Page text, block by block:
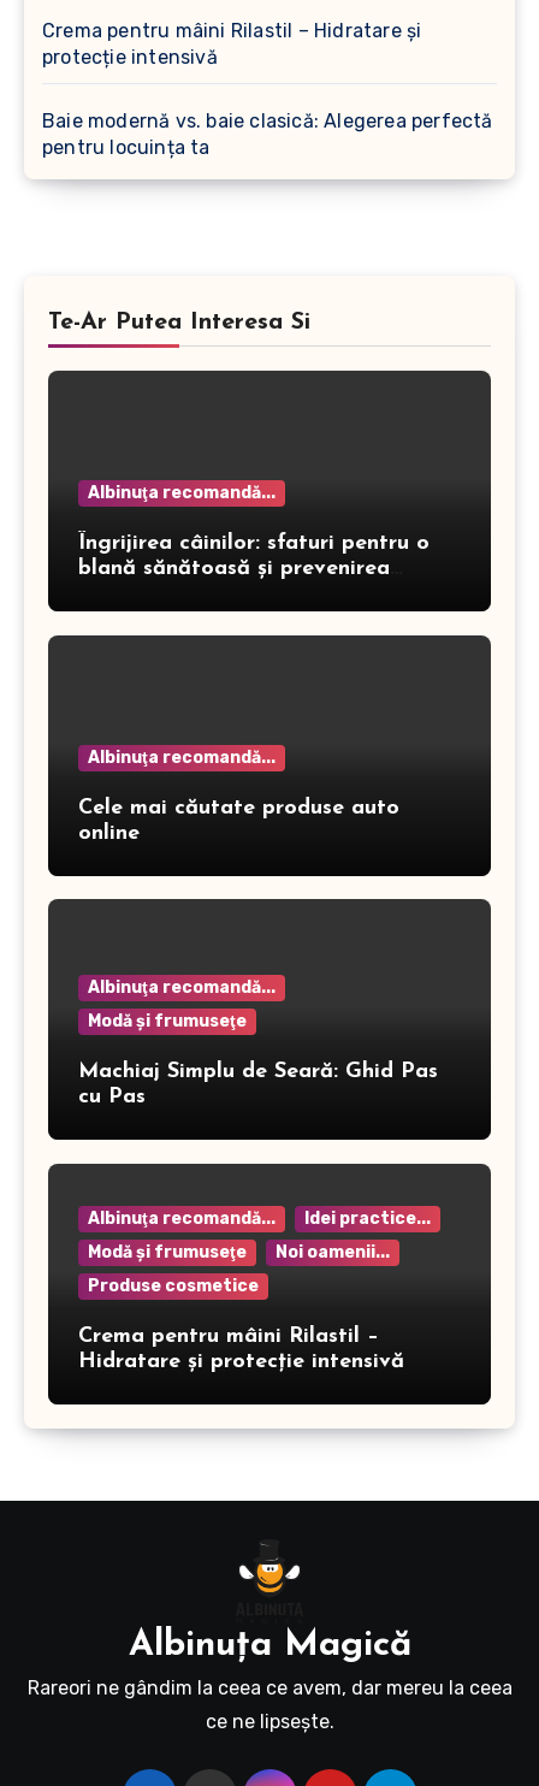
Crema pentru mâini Rilastil – Hidratare și
protecție intensivă
Baie modernă vs. baie clasică: Alegerea perfectă
pentru locuința ta
Te-Ar Putea Interesa Si
Albinuţa recomandă...
Îngrijirea câinilor: sfaturi pentru o
blană sănătoasă și prevenirea
Albinuţa recomandă...
Cele mai căutate produse auto
online
Albinuţa recomandă...
Modă şi frumuseţe
Machiaj Simplu de Seară: Ghid Pas
cu Pas
Albinuţa recomandă...
Idei practice...
Modă şi frumuseţe
Noi oamenii...
Produse cosmetice
Crema pentru mâini Rilastil –
Hidratare și protecție intensivă
Albinuţa Magică
Rareori ne gândim la ceea ce avem, dar mereu la ceea
ce ne lipseşte.